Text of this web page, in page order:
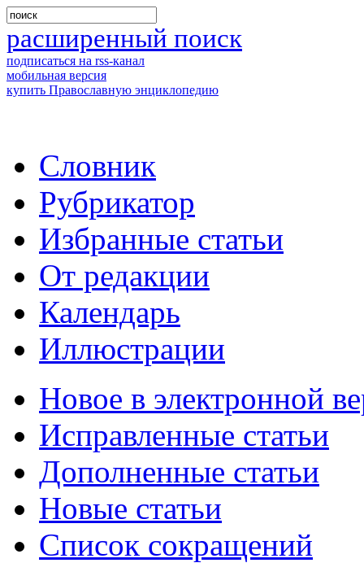
расширенный поиск
подписаться на rss-канал
мобильная версия
купить Православную энциклопедию
Словник
Рубрикатор
Избранные статьи
От редакции
Календарь
Иллюстрации
Новое в электронной
Исправленные статьи
Дополненные статьи
Новые статьи
Список сокращений